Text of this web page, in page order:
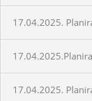
17.04.2025.
17.04.2025.